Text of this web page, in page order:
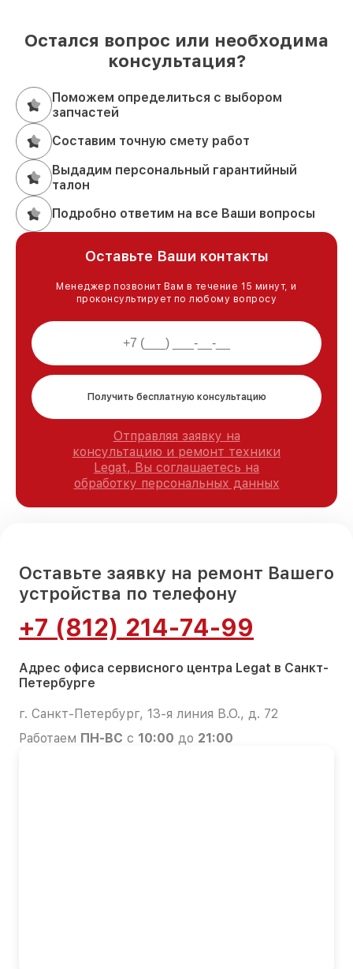
Остался вопрос или необходима
консультация?
Поможем определиться с выбором
запчастей
Составим точную смету работ
Выдадим персональный гарантийный
талон
Подробно ответим на все Ваши вопросы
Оставьте Ваши контакты
Менеджер позвонит Вам в течение 15 минут, и
проконсультирует по любому вопросу
Получить бесплатную консультацию
Отправляя заявку на
консультацию и ремонт техники
Legat, Вы соглашаетесь на
обработку персональных данных
Оставьте заявку на ремонт Вашего
устройства по телефону
+7 (812) 214-74-99
Адрес офиса сервисного центра Legat в Санкт-
Петербурге
г. Санкт-Петербург, 13-я линия В.О., д. 72
Работаем ПН-ВС с 10:00 до 21:00